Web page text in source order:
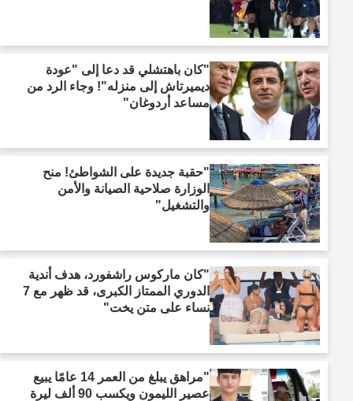
"كان باهتشلي قد دعا إلى "عودة
ديميرتاش إلى منزله"! وجاء الرد من
مساعد أردوغان"
"حقبة جديدة على الشواطئ! منح
الوزارة صلاحية الصيانة والأمن
والتشغيل"
"كان ماركوس راشفورد، هدف أندية
الدوري الممتاز الكبرى، قد ظهر مع 7
نساء على متن يخت"
"مراهق يبلغ من العمر 14 عامًا يبيع
عصير الليمون ويكسب 90 ألف ليرة